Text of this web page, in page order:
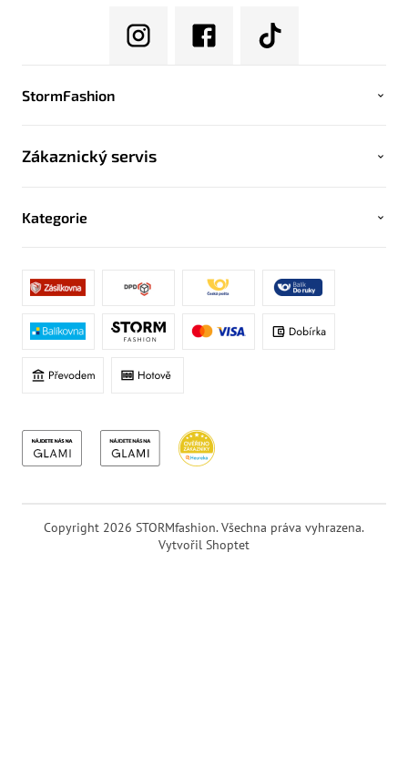
StormFashion
Zákaznický servis
Kategorie
Vytvořil Shoptet
Copyright 2026 STORMfashion. Všechna práva vyhrazena.